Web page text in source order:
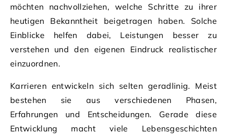
möchten nachvollziehen, welche Schritte zu ihrer
heutigen Bekanntheit beigetragen haben. Solche
Einblicke helfen dabei, Leistungen besser zu
verstehen und den eigenen Eindruck realistischer
einzuordnen.
Karrieren entwickeln sich selten geradlinig. Meist
bestehen sie aus verschiedenen Phasen,
Erfahrungen und Entscheidungen. Gerade diese
Entwicklung macht viele Lebensgeschichten